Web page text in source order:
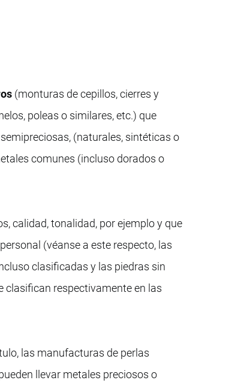
(monturas de cepillos, cierres y
poleas o similares, etc.) que
(naturales, sintéticas o
comunes (incluso dorados o
calidad, tonalidad, por ejemplo y que
(véanse a este respecto, las
clasificadas y las piedras sin
clasifican respectivamente en las
las manufacturas de perlas
llevar metales preciosos o